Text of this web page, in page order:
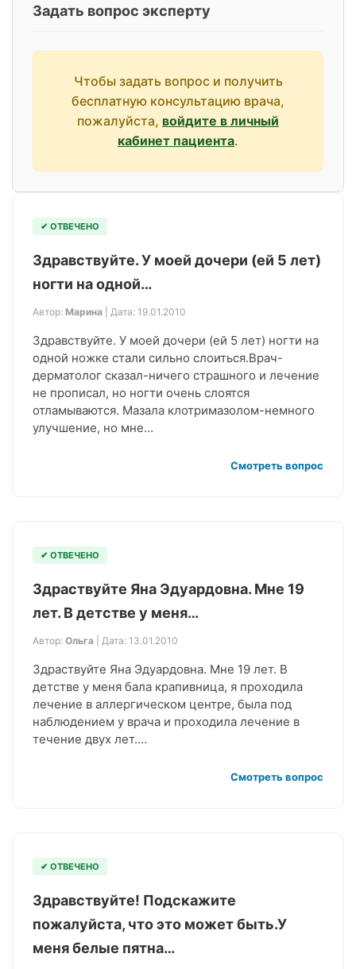
Задать вопрос эксперту
Чтобы задать вопрос и получить
бесплатную консультацию врача,
пожалуйста, войдите в личный
кабинет пациента.
✔ ОТВЕЧЕНО
Здравствуйте. У моей дочери (ей 5 лет)
ногти на одной…
Автор: Марина | Дата: 19.01.2010
Здравствуйте. У моей дочери (ей 5 лет) ногти на
одной ножке стали сильно слоиться.Врач-
дерматолог сказал-ничего страшного и лечение
не прописал, но ногти очень слоятся
отламываются. Мазала клотримазолом-немного
улучшение, но мне…
Смотреть вопрос
✔ ОТВЕЧЕНО
Здраствуйте Яна Эдуардовна. Мне 19
лет. В детстве у меня…
Автор: Ольга | Дата: 13.01.2010
Здраствуйте Яна Эдуардовна. Мне 19 лет. В
детстве у меня бала крапивница, я проходила
лечение в аллергическом центре, была под
наблюдением у врача и проходила лечение в
течение двух лет.…
Смотреть вопрос
✔ ОТВЕЧЕНО
Здравствуйте! Подскажите
пожалуйста, что это может быть.У
меня белые пятна…